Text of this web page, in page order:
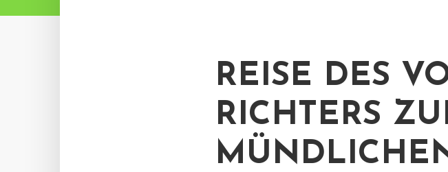
REISE DES
RICHTERS